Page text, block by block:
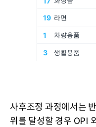
사후조정 과정에서는
위를 달성할 경우 OPI